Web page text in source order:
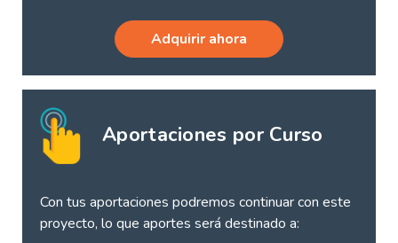
Adquirir ahora
Aportaciones por Curso
Con tus aportaciones podremos continuar con este
proyecto, lo que aportes será destinado a: